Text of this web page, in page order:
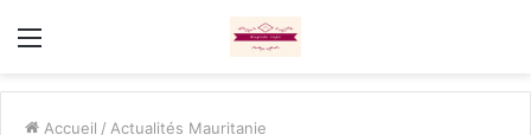
Menu
Accueil / Actualités Mauritanie